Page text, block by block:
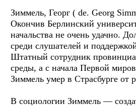
Зиммель, Георг ( de. Georg
Окончив Берлинский
начальства не очень удачно.
среди слушателей и
Штатный сотрудник
среды, а с начала Первой
Зиммель умер в Страсбурге от
В социологии Зиммель —